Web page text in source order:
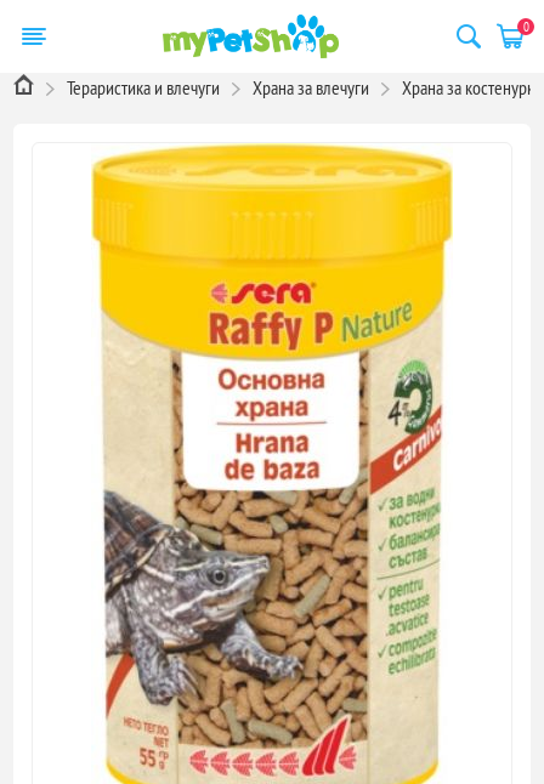
0
Тераристика и влечуги Храна за влечуги Храна за костенурки